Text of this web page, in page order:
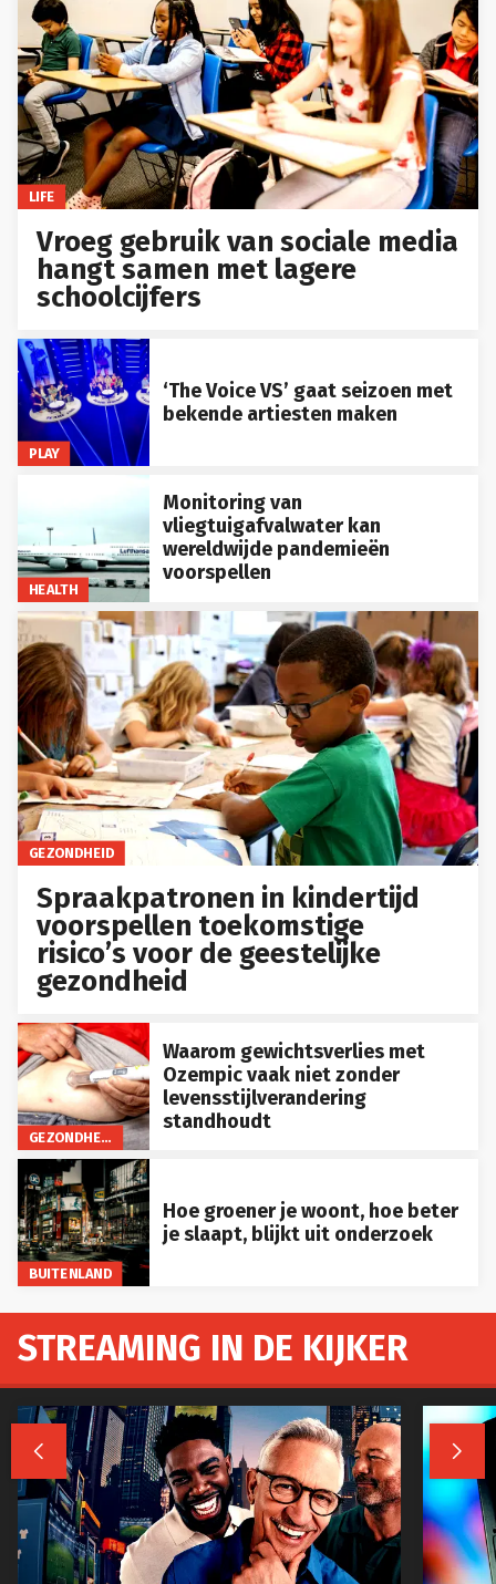
LIFE
Vroeg gebruik van sociale media
hangt samen met lagere
schoolcijfers
PLAY
‘The Voice VS’ gaat seizoen met
bekende artiesten maken
HEALTH
Monitoring van
vliegtuigafvalwater kan
wereldwijde pandemieën
voorspellen
GEZONDHEID
Spraakpatronen in kindertijd
voorspellen toekomstige
risico’s voor de geestelijke
gezondheid
GEZONDHEID
Waarom gewichtsverlies met
Ozempic vaak niet zonder
levensstijlverandering
standhoudt
BUITENLAND
Hoe groener je woont, hoe beter
je slaapt, blijkt uit onderzoek
STREAMING IN DE KIJKER
 